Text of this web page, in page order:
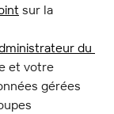
sur la
du
et votre
gérées